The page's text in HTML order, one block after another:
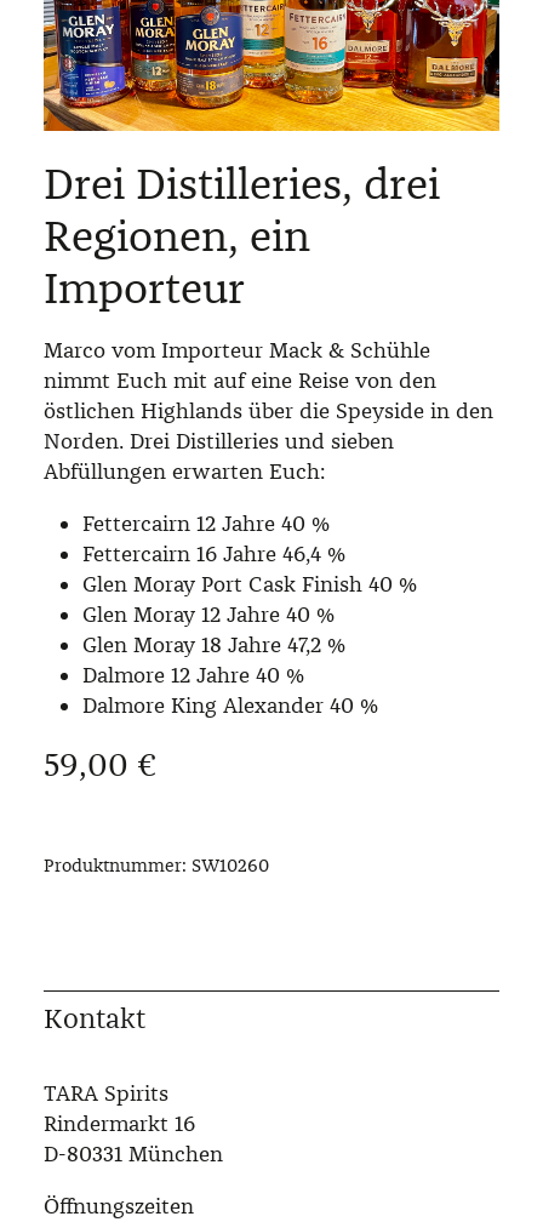
Drei Distilleries, drei
Regionen, ein
Importeur
Marco vom Importeur Mack & Schühle
nimmt Euch mit auf eine Reise von den
östlichen Highlands über die Speyside in den
Norden. Drei Distilleries und sieben
Abfüllungen erwarten Euch:
Fettercairn 12 Jahre 40 %
Fettercairn 16 Jahre 46,4 %
Glen Moray Port Cask Finish 40 %
Glen Moray 12 Jahre 40 %
Glen Moray 18 Jahre 47,2 %
Dalmore 12 Jahre 40 %
Dalmore King Alexander 40 %
Regulärer Preis:
59,00 €
Produktnummer: SW10260
Kontakt
TARA Spirits
Rindermarkt 16
D-80331 München
Öffnungszeiten